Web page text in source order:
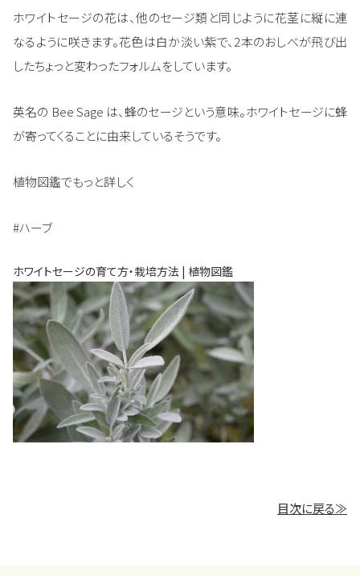
ホワイトセージの花は、他のセージ類と同じように花茎に縦に連
なるように咲きます。花色は白か淡い紫で、2本のおしべが飛び出
したちょっと変わったフォルムをしています。
英名の Bee Sage は、蜂のセージという意味。ホワイトセージに蜂
が寄ってくることに由来しているそうです。
植物図鑑でもっと詳しく
#ハーブ
ホワイトセージの育て方・栽培方法 | 植物図鑑
目次に戻る≫